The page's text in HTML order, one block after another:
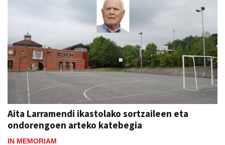
Aita Larramendi ikastolako sortzaileen eta
ondorengoen arteko katebegia
IN MEMORIAM